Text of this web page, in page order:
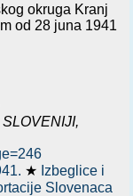
okruga Kranj
od 28 juna 1941
★ Izbeglice i
Slovenaca